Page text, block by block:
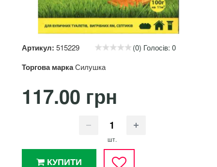
Артикул: 515229 (0) Голосів: 0
Торгова маркаСилушка
117.00 грн
шт.
КУПИТИ